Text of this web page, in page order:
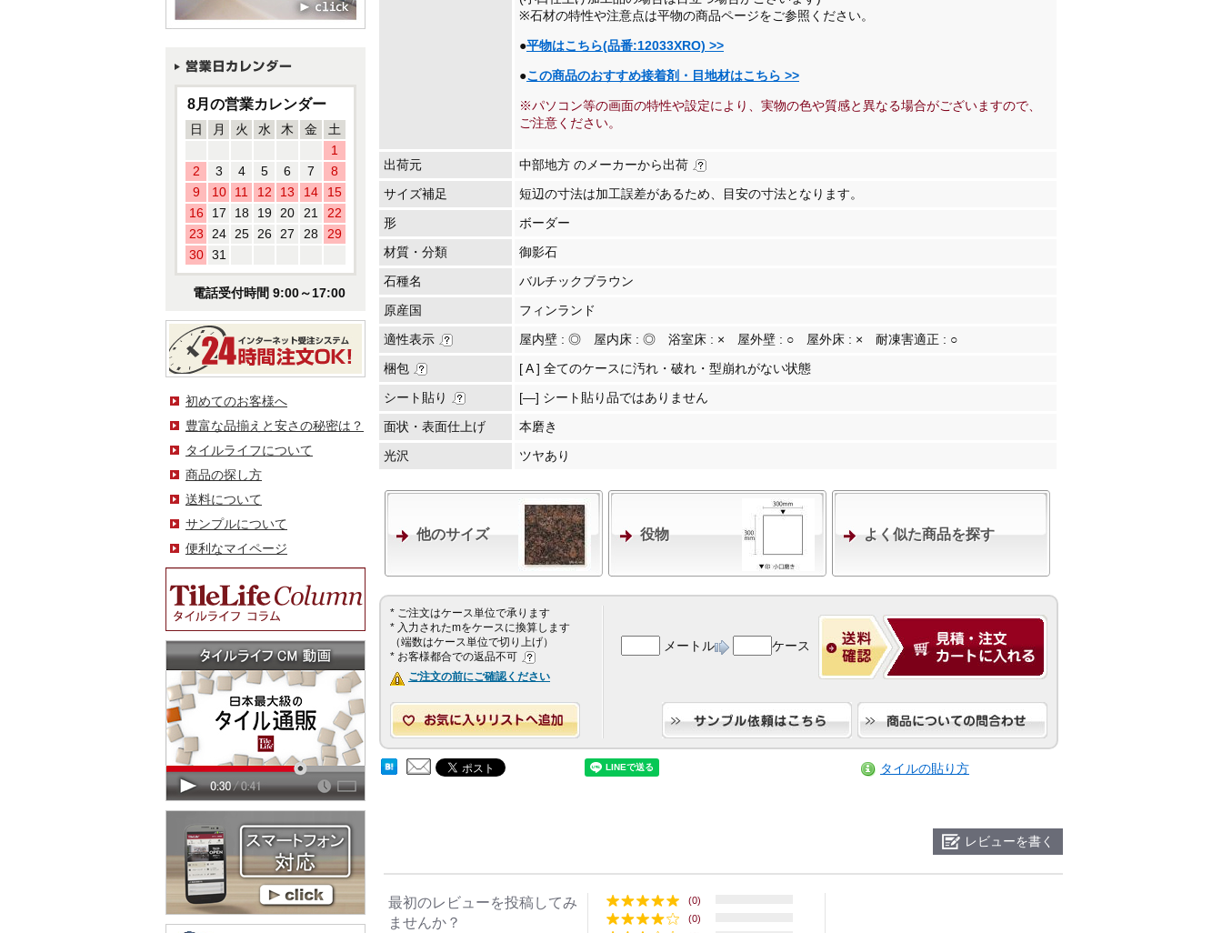
8月の営業カレンダー
日 月 火 水 木 金
土
1
2
3 4 5 6 7
8
9
10 11 12 13 14
15
16
17 18 19 20 21
22
23
24 25 26 27 28
29
30 31
電話受付時間 9:00～17:00
初めてのお客様へ
豊富な品揃えと安さの秘密は？
タイルライフについて
商品の探し方
送料について
サンプルについて
便利なマイページ
※石材の特性や注意点は平物の商品ページをご参照ください。
●平物はこちら(品番:12033XRO) >>
●この商品のおすすめ接着剤・目地材はこちら >>
※パソコン等の画面の特性や設定により、実物の色や質感と異なる場合がございますので、
ご注意ください。
出荷元
中部地方 のメーカーから出荷
サイズ補足
短辺の寸法は加工誤差があるため、目安の寸法となります。
形
ボーダー
材質・分類
御影石
石種名
バルチックブラウン
原産国
フィンランド
適性表示
屋内壁 : ◎ 屋内床 : ◎ 浴室床 : × 屋外壁 : ○ 屋外床 : × 耐凍害適正 : ○
梱包
[ A ] 全てのケースに汚れ・破れ・型崩れがない状態
シート貼り
[―] シート貼り品ではありません
面状・表面仕上げ
本磨き
光沢
ツヤあり
他のサイズ 役物 よく似た商品を探す
* ご注文はケース単位で承ります
* 入力されたmをケースに換算します
（端数はケース単位で切り上げ）
* お客様都合での返品不可
ご注文の前にご確認ください
メートル ケース
タイルの貼り方
レビューを書く
最初のレビューを投稿してみ
ませんか？
(0)
(0)